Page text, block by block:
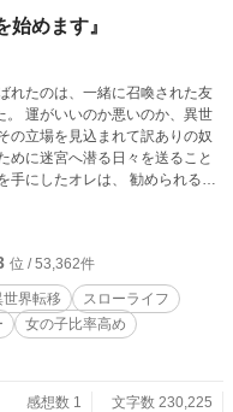
始めます』
れたのは、一緒に召喚された友
世
の立場を見込まれて訳ありの奴
めに迷宮へ潜る日々を送ること
適に、楽しく―― そう思って生
戦いの物語である。
位 / 53,362件
世界転移
スローライフ
女の子比率高め
感想数 1
文字数 230,225